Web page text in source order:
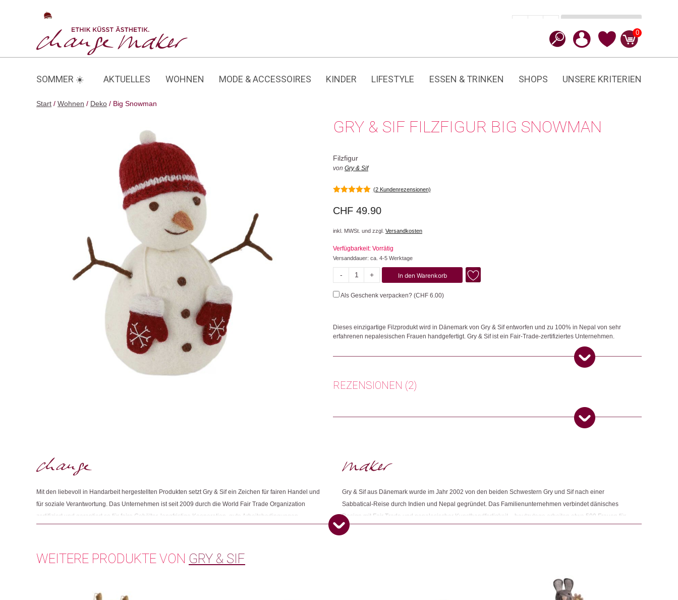
0
SOMMER ☀️ AKTUELLES WOHNEN MODE & ACCESSOIRES KINDER LIFESTYLE ESSEN & TRINKEN SHOPS UNSERE KRITERIEN
Start / Wohnen / Deko / Big Snowman
GRY & SIF FILZFIGUR BIG SNOWMAN
Filzfigur
von Gry & Sif
(2Kundenrezensionen)
CHF 49.90
inkl. MWSt. und zzgl. Versandkosten
Verfügbarkeit: Vorrätig
Versanddauer: ca. 4-5 Werktage
-
Snowman
Menge
+ In den Warenkorb
Als Geschenk verpacken? (CHF 6.00)
Dieses einzigartige Filzprodukt wird in Dänemark von Gry & Sif entworfen und zu 100% in Nepal von sehr
erfahrenen nepalesischen Frauen handgefertigt. Gry & Sif ist ein Fair-Trade-zertifiziertes Unternehmen.
Kategorien: Deko ,Wohnen
REZENSIONEN (2)
Anonym
Mit den liebevoll in Handarbeit hergestellten Produkten setzt Gry & Sif ein Zeichen für fairen Handel und
für soziale Verantwortung. Das Unternehmen ist seit 2009 durch die World Fair Trade Organization
zertifiziert und garantiert so für faire Gehälter, langfristige Kooperation, gute Arbeitsbedingungen,
Gry & Sif aus Dänemark wurde im Jahr 2002 von den beiden Schwestern Gry und Sif nach einer
Sabbatical-Reise durch Indien und Nepal gegründet. Das Familienunternehmen verbindet dänisches
Design mit Fair Trade und nepalesischer Kunsthandfertigkeit – heutzutage arbeiten etwa 500 Frauen für
das Unternehmen.
WEITERE PRODUKTE VON GRY & SIF